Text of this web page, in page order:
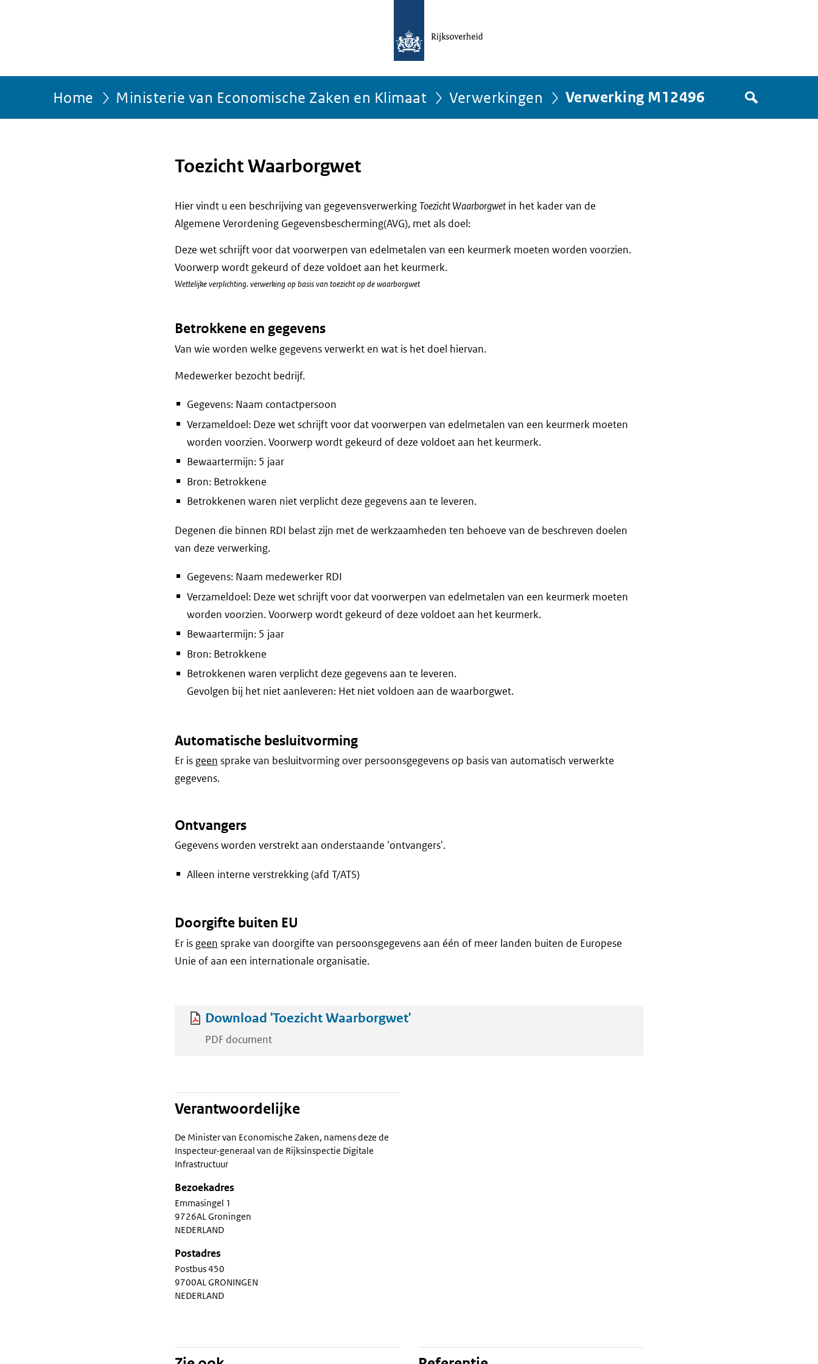
Home Ministerie van Economische Zaken en Klimaat Verwerkingen Verwerking M12496
Zoek
in
het
Toezicht Waarborgwet
Hier vindt u een beschrijving van gegevensverwerkingToezicht Waarborgwet in het kader van de
Algemene Verordening Gegevensbescherming(AVG), met als doel:
Deze wet schrijft voor dat voorwerpen van edelmetalen van een keurmerk moeten worden voorzien.
Voorwerp wordt gekeurd of deze voldoet aan het keurmerk.
Wettelijke verplichting. verwerking op basis van toezicht op de waarborgwet
Betrokkene en gegevens
Van wie worden welke gegevens verwerkt en wat is het doel hiervan.
Medewerker bezocht bedrijf.
Gegevens: Naam contactpersoon
Verzameldoel: Deze wet schrijft voor dat voorwerpen van edelmetalen van een keurmerk moeten
worden voorzien. Voorwerp wordt gekeurd of deze voldoet aan het keurmerk.
Bewaartermijn: 5 jaar
Bron: Betrokkene
Betrokkenen waren niet verplicht deze gegevens aan te leveren.
Degenen die binnen RDI belast zijn met de werkzaamheden ten behoeve van de beschreven doelen
van deze verwerking.
Gegevens: Naam medewerker RDI
Verzameldoel: Deze wet schrijft voor dat voorwerpen van edelmetalen van een keurmerk moeten
worden voorzien. Voorwerp wordt gekeurd of deze voldoet aan het keurmerk.
Bewaartermijn: 5 jaar
Bron: Betrokkene
Betrokkenen waren verplicht deze gegevens aan te leveren.
Gevolgen bij het niet aanleveren: Het niet voldoen aan de waarborgwet.
Automatische besluitvorming
Er is geen sprake van besluitvorming over persoonsgegevens op basis van automatisch verwerkte
gegevens.
Ontvangers
Gegevens worden verstrekt aan onderstaande 'ontvangers'.
Alleen interne verstrekking (afd T/ATS)
Doorgifte buiten EU
Er is geen sprake van doorgifte van persoonsgegevens aan één of meer landen buiten de Europese
Unie of aan een internationale organisatie.
Download 'Toezicht Waarborgwet'
PDF document
Verantwoordelijke
De Minister van Economische Zaken, namens deze de
Inspecteur-generaal van de Rijksinspectie Digitale
Infrastructuur
Bezoekadres
Emmasingel 1
9726AL Groningen
NEDERLAND
Postadres
Postbus 450
9700AL GRONINGEN
NEDERLAND